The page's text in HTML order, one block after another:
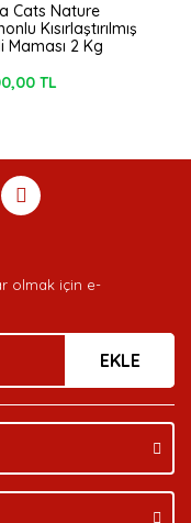
Cats Nature
Kısırlaştırılmış
Maması 2 Kg
TL
olmak için e-
EKLE